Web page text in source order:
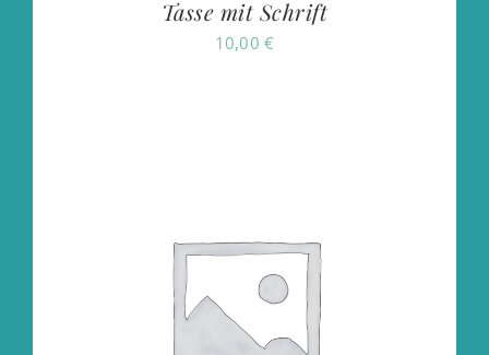
Tasse mit Schrift
10,00€